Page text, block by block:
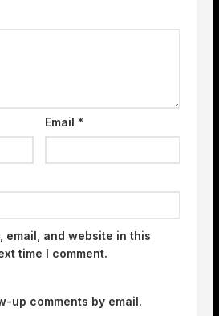
Email*
email, and website in this
time I comment.
up comments by email.